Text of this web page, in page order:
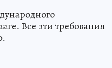
Все эти требования